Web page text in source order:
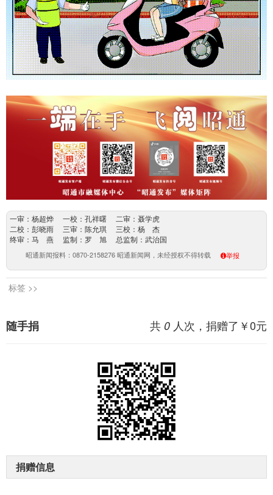
一审：杨超烨 一校：孔祥曙 二审：聂学虎
二校：彭晓雨 三审：陈允琪 三校：杨 杰
终审：马 燕 监制：罗 旭 总监制：武治国
昭通新闻报料：0870-2158276 昭通新闻网，未经授权不得转载 举报
标签 >>
共 0 人次，捐赠了￥0元
随手捐
捐赠信息